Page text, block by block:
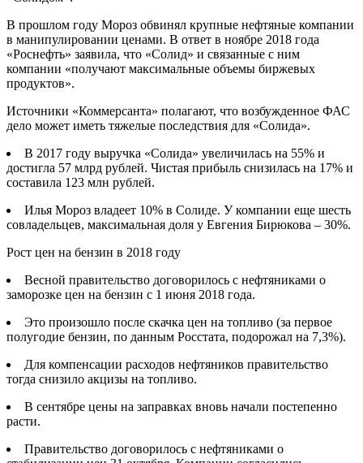
В прошлом году Мороз обвинял крупные нефтяные компании
в манипулировании ценами. В ответ в ноябре 2018 года
«Роснефть» заявила, что «Солид» и связанные с ним
компании «получают максимальные объемы биржевых
продуктов».
Источники «Коммерсанта» полагают, что возбужденное ФАС
дело может иметь тяжелые последствия для «Солида».
В 2017 году выручка «Солида» увеличилась на 55% и
достигла 57 млрд рублей. Чистая прибыль снизилась на 17% и
составила 123 млн рублей.
Илья Мороз владеет 10% в Солиде. У компании еще шесть
совладельцев, максимальная доля у Евгения Бирюкова – 30%.
Рост цен на бензин в 2018 году
Весной правительство договорилось с нефтяниками о
заморозке цен на бензин с 1 июня 2018 года.
Это произошло после скачка цен на топливо (за первое
полугодие бензин, по данным Росстата, подорожал на 7,3%).
Для компенсации расходов нефтяников правительство
тогда снизило акцизы на топливо.
В сентябре цены на заправках вновь начали постепенно
расти.
Правительство договорилось с нефтяниками о